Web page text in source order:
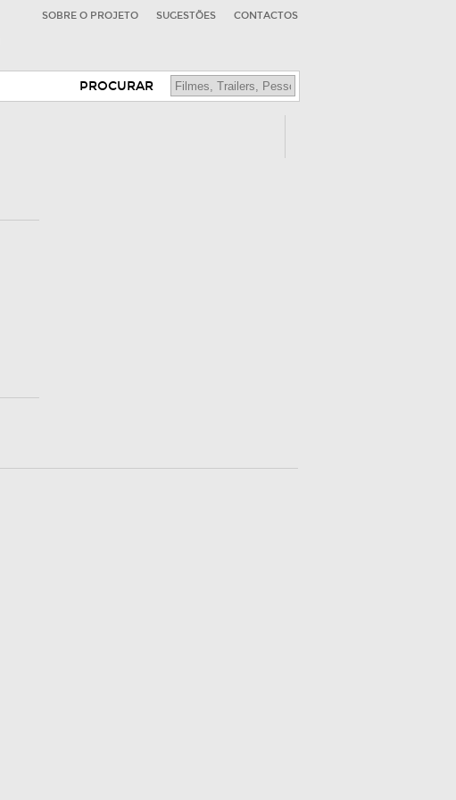
SOBRE O PROJETO SUGESTÕES CONTACTOS
PROCURAR